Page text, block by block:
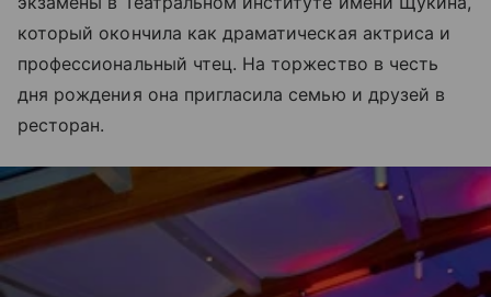
который окончила как драматическая актриса и
профессиональный чтец. На торжество в честь
дня рождения она пригласила семью и друзей в
ресторан.